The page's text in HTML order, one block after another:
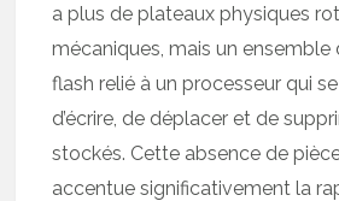
a plus de plateaux physiques
mécaniques, mais un ensemble
flash relié à un processeur qui
d’écrire, de déplacer et de
stockés. Cette absence de
accentue significativement la